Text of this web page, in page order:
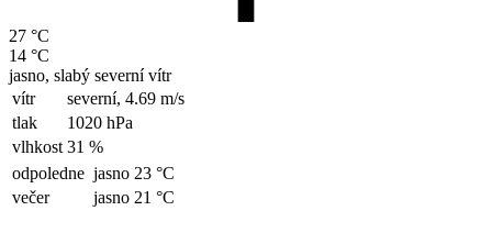
27 °C
14 °C
jasno, slabý severní vítr
vítr
severní, 4.69 m/s
tlak
1020 hPa
vlhkost 31 %
odpoledne jasno 23 °C
večer
jasno 21 °C